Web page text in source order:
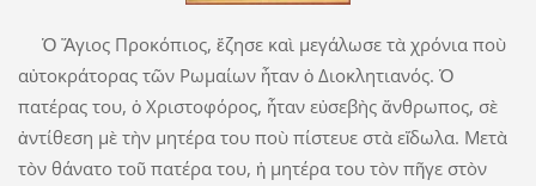
Ὁ Ἅγιος Προκόπιος, ἔζησε καὶ μεγάλωσε τὰ χρόνια ποὺ
αὐτοκράτορας τῶν Ρωμαίων ἦταν ὁ Διοκλητιανός. Ὁ
πατέρας του, ὁ Χριστοφόρος, ἦταν εὐσεβὴς ἄνθρωπος, σὲ
ἀντίθεση μὲ τὴν μητέρα του ποὺ πίστευε στὰ εἴδωλα. Μετὰ
τὸν θάνατο τοῦ πατέρα του, ἡ μητέρα του τὸν πῆγε στὸν